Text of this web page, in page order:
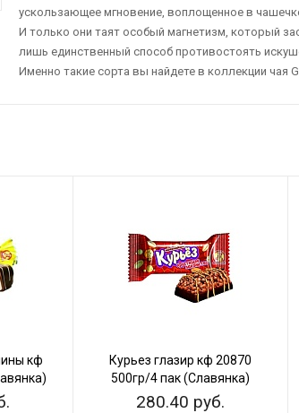
ускользающее мгновение, воплощенное в
И только они таят особый магнетизм, который
лишь единственный способ противостоять
Именно такие сорта вы найдете в коллекции чая
кф
Курьез глазир кф 20870
500гр/4 пак (Славянка)
280.40 руб.